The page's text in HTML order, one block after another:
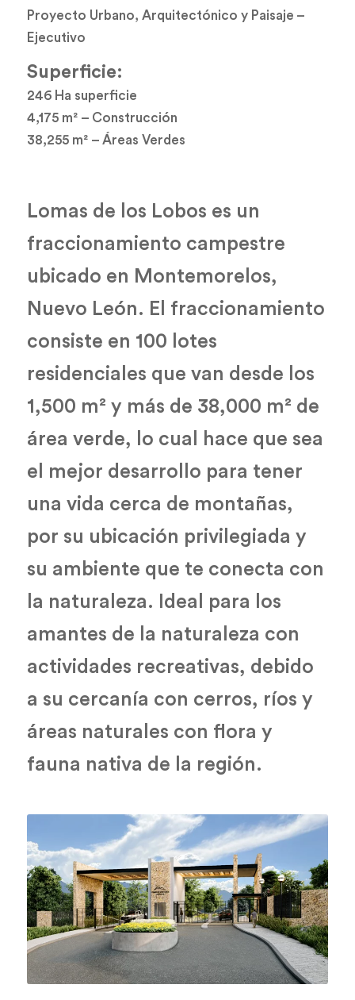
Proyecto Urbano, Arquitectónico y Paisaje –
Ejecutivo
Superficie:
246 Ha superficie
4,175 m² – Construcción
38,255 m² – Áreas Verdes
Lomas de los Lobos es un
fraccionamiento campestre
ubicado en Montemorelos,
Nuevo León. El fraccionamiento
consiste en 100 lotes
residenciales que van desde los
1,500 m² y más de 38,000 m² de
área verde, lo cual hace que sea
el mejor desarrollo para tener
una vida cerca de montañas,
por su ubicación privilegiada y
su ambiente que te conecta con
la naturaleza. Ideal para los
amantes de la naturaleza con
actividades recreativas, debido
a su cercanía con cerros, ríos y
áreas naturales con flora y
fauna nativa de la región.